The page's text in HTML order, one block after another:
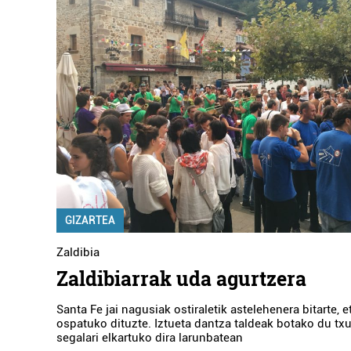
GIZARTEA
Zaldibia
Zaldibiarrak uda agurtzera
Santa Fe jai nagusiak ostiraletik astelehenera bitarte,
ospatuko dituzte. Iztueta dantza taldeak botako du
segalari elkartuko dira larunbatean